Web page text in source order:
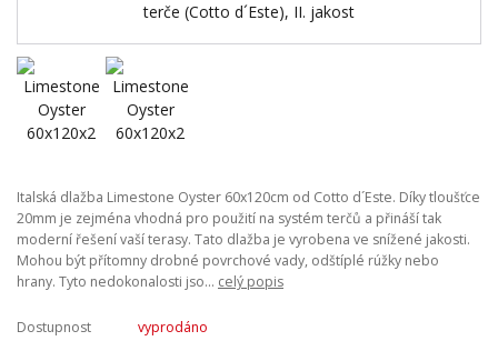
Italská dlažba Limestone Oyster 60x120cm od Cotto d´Este. Díky tloušťce
20mm je zejména vhodná pro použití na systém terčů a přináší tak
moderní řešení vaší terasy. Tato dlažba je vyrobena ve snížené jakosti.
Mohou být přítomny drobné povrchové vady, odštíplé rúžky nebo
hrany. Tyto nedokonalosti jso... celý popis
Dostupnost vyprodáno